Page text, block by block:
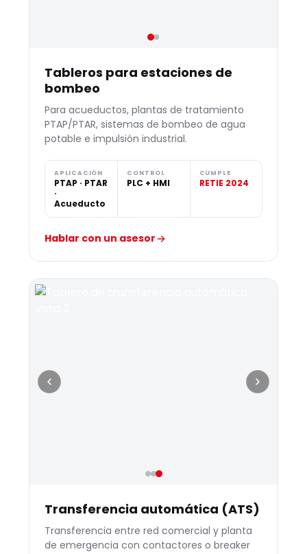
Tableros para estaciones de
bombeo
Para acueductos, plantas de tratamiento
PTAP/PTAR, sistemas de bombeo de agua
potable e impulsión industrial.
APLICACIÓN
PTAP · PTAR
·
Acueducto
CONTROL
PLC + HMI
CUMPLE
RETIE 2024
Hablar con un asesor
Transferencia automática (ATS)
Transferencia entre red comercial y planta
de emergencia con contactores o breaker